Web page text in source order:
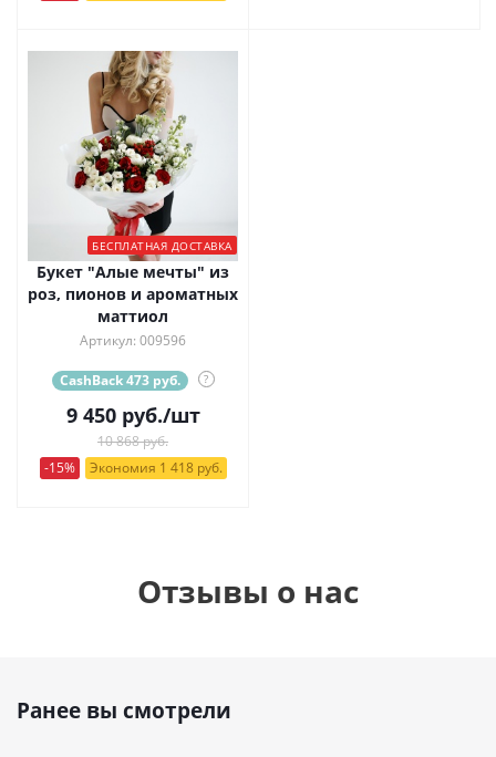
БЕСПЛАТНАЯ ДОСТАВКА
Букет "Алые мечты" из
роз, пионов и ароматных
маттиол
Артикул: 009596
CashBack 473 руб. ?
9 450руб./шт
10 868 руб.
-15%
Экономия 1 418 руб.
Отзывы о нас
Ранее вы смотрели